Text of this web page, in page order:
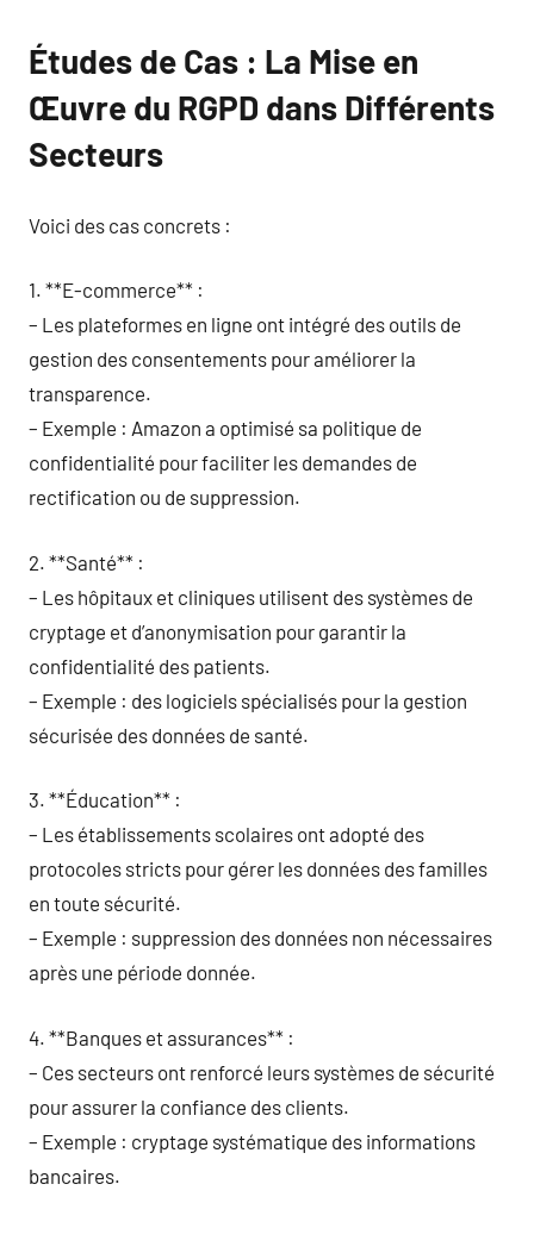
Études de Cas : La Mise en
Œuvre du RGPD dans Différents
Secteurs
Voici des cas concrets :
1. **E-commerce** :
– Les plateformes en ligne ont intégré des outils de
gestion des consentements pour améliorer la
transparence.
– Exemple : Amazon a optimisé sa politique de
confidentialité pour faciliter les demandes de
rectification ou de suppression.
2. **Santé** :
– Les hôpitaux et cliniques utilisent des systèmes de
cryptage et d’anonymisation pour garantir la
confidentialité des patients.
– Exemple : des logiciels spécialisés pour la gestion
sécurisée des données de santé.
3. **Éducation** :
– Les établissements scolaires ont adopté des
protocoles stricts pour gérer les données des familles
en toute sécurité.
– Exemple : suppression des données non nécessaires
après une période donnée.
4. **Banques et assurances** :
– Ces secteurs ont renforcé leurs systèmes de sécurité
pour assurer la confiance des clients.
– Exemple : cryptage systématique des informations
bancaires.